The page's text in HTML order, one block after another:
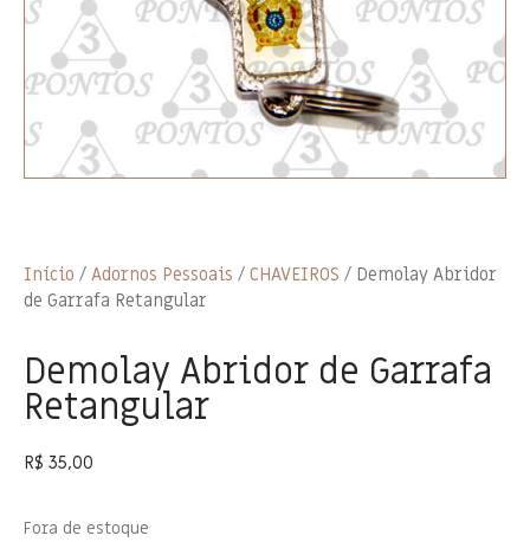
Início / Adornos Pessoais / CHAVEIROS / Demolay Abridor
de Garrafa Retangular
Demolay Abridor de Garrafa
Retangular
R$ 35,00
Fora de estoque